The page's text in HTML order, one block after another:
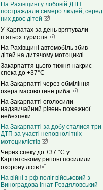
На Рахівщині у лобовій ДТП
постраждали семеро людей, серед
них двоє дітей
У Карпатах за день врятували
п’ятьох туристів
На Рахівщині автомобіль збив
дітей на дитячому мотоциклі
Закарпаття цього тижня накриє
спека до +37°C
На Закарпатті через обміління
озера масово гине риба
На Закарпатті оголосили
надзвичайний рівень пожежної
небезпеки
На Закарпатті за добу сталися три
ДТП за участі неповнолітніх
мотоциклістів
Через спеку до +37 °C у
Карпатському регіоні посилили
охорону лісів
На війні з рф поліг військовий з
Виноградова Ігнат Роздяловський